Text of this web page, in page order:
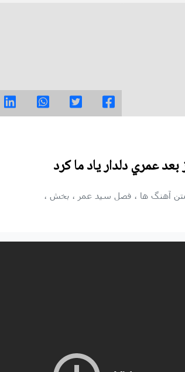
بعد عمري دلدار ياد ما كرد
آهنگ ها ، فصل سید عمر ، بخش ،